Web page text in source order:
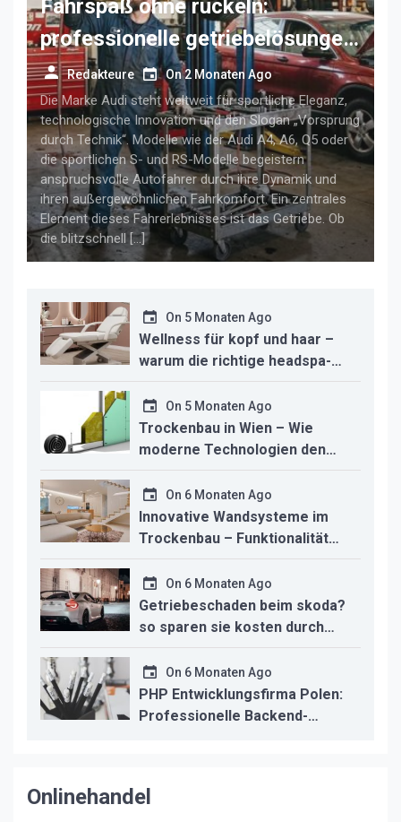
Fahrspaß ohne ruckeln:
professionelle getriebelösungen
für anspruchsvolle audi-fahrer
Redakteure On2 Monaten Ago
Die Marke Audi steht weltweit für sportliche Eleganz,
technologische Innovation und den Slogan „Vorsprung
durch Technik“. Modelle wie der Audi A4, A6, Q5 oder
die sportlichen S- und RS-Modelle begeistern
anspruchsvolle Autofahrer durch ihre Dynamik und
ihren außergewöhnlichen Fahrkomfort. Ein zentrales
Element dieses Fahrerlebnisses ist das Getriebe. Ob
die blitzschnell […]
On 5 Monaten Ago
Wellness für kopf und haar –
warum die richtige headspa-
liege den unterschied für ihr
studio macht
On 5 Monaten Ago
Trockenbau in Wien – Wie
moderne Technologien den
Innenausbau revolutionieren
On 6 Monaten Ago
Innovative Wandsysteme im
Trockenbau – Funktionalität
trifft modernes Design
On 6 Monaten Ago
Getriebeschaden beim skoda?
so sparen sie kosten durch
professionelle instandsetzung
On 6 Monaten Ago
PHP Entwicklungsfirma Polen:
Professionelle Backend-
Onlinehandel